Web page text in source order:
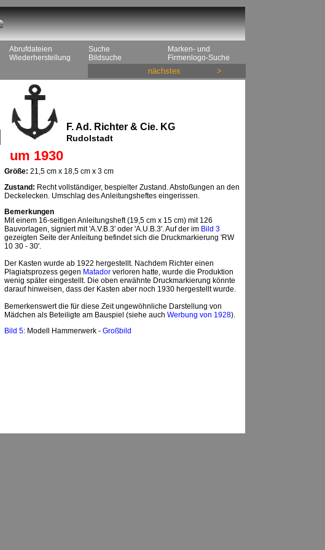
Abrufdateien
Wiederherstellung
Suche
Bildsuche
Marken- und
Firmenlogo-Suche
nächstes >
F. Ad. Richter & Cie. KG
Rudolstadt
um 1930
Größe: 21,5 cm x 18,5 cm x 3 cm
Zustand: Recht vollständiger, bespielter Zustand. Abstoßungen an den
Deckelecken. Umschlag des Anleitungsheftes eingerissen.
Bemerkungen
Mit einem 16-seitigen Anleitungsheft (19,5 cm x 15 cm) mit 126
Bauvorlagen, signiert mit 'A.V.B.3' oder 'A.U.B.3'. Auf der im Bild 3
gezeigten Seite der Anleitung befindet sich die Druckmarkierung 'RW
10 30 - 30'.
Der Kasten wurde ab 1922 hergestellt. Nachdem Richter einen
Plagiatsprozess gegen Matador verloren hatte, wurde die Produktion
wenig später eingestellt. Die oben erwähnte Druckmarkierung könnte
darauf hinweisen, dass der Kasten aber noch 1930 hergestellt wurde.
Bemerkenswert die für diese Zeit ungewöhnliche Darstellung von
Mädchen als Beteiligte am Bauspiel (siehe auch Werbung von 1928).
Bild 5: Modell Hammerwerk - Großbild